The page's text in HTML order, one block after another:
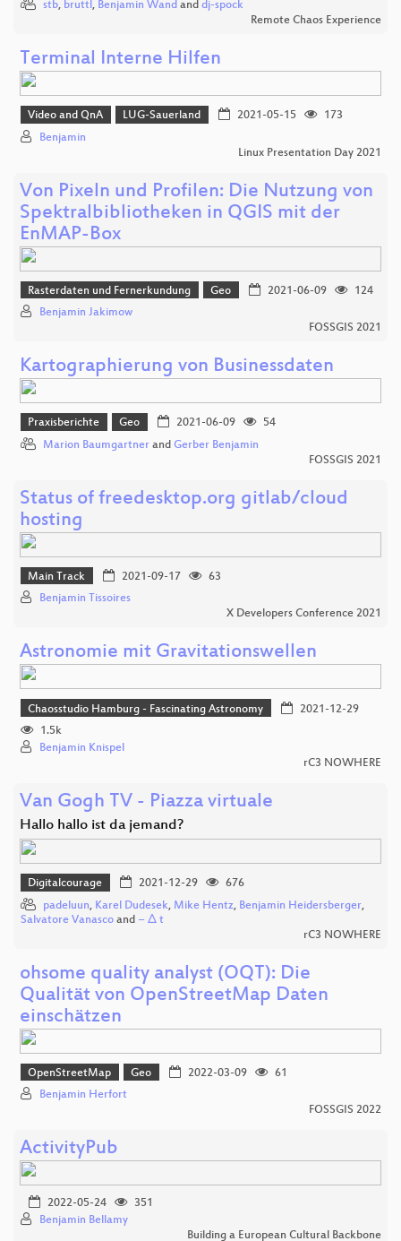
stb, bruttl, Benjamin Wand and dj-spock
Remote Chaos Experience
Terminal Interne Hilfen
Video and QnA LUG-Sauerland 2021-05-15
173
Benjamin
Linux Presentation Day 2021
Von Pixeln und Profilen: Die Nutzung von
Spektralbibliotheken in QGIS mit der
EnMAP-Box
Rasterdaten und Fernerkundung Geo 2021-06-09
124
Benjamin Jakimow
FOSSGIS 2021
Kartographierung von Businessdaten
Praxisberichte Geo 2021-06-09
54
Marion Baumgartner and Gerber Benjamin
FOSSGIS 2021
Status of freedesktop.org gitlab/cloud
hosting
Main Track 2021-09-17
63
Benjamin Tissoires
X Developers Conference 2021
Astronomie mit Gravitationswellen
Chaosstudio Hamburg - Fascinating Astronomy
2021-12-29
1.5k
Benjamin Knispel
rC3 NOWHERE
Van Gogh TV - Piazza virtuale
Hallo hallo ist da jemand?
Digitalcourage 2021-12-29
676
padeluun, Karel Dudesek, Mike Hentz, Benjamin Heidersberger,
Salvatore Vanasco and − Δ t
rC3 NOWHERE
ohsome quality analyst (OQT): Die
Qualität von OpenStreetMap Daten
einschätzen
OpenStreetMap Geo 2022-03-09
61
Benjamin Herfort
FOSSGIS 2022
ActivityPub
2022-05-24
351
Benjamin Bellamy
Building a European Cultural Backbone